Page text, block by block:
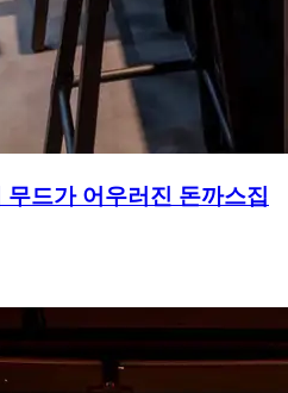
드가 어우러진 돈까스집